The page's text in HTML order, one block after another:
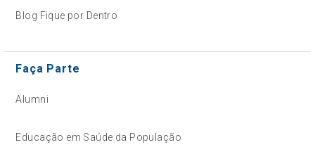
Blog Fique por Dentro
Faça Parte
Alumni
Educação em Saúde da População